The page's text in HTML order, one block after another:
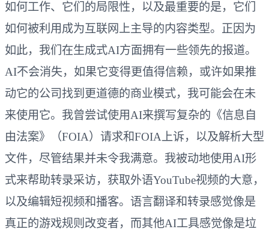
如何工作、它们的局限性，以及最重要的是，它们
如何被利用成为互联网上主导的内容类型。正因为
如此，我们在生成式AI方面拥有一些领先的报道。
AI不会消失，如果它变得更值得信赖，或许如果推
动它的公司找到更道德的商业模式，我可能会在未
来使用它。我曾尝试使用AI来撰写复杂的《信息自
由法案》（FOIA）请求和FOIA上诉，以及解析大型
文件，尽管结果并未令我满意。我被动地使用AI形
式来帮助转录采访，获取外语YouTube视频的大意，
以及编辑短视频和播客。语言翻译和转录感觉像是
真正的游戏规则改变者，而其他AI工具感觉像是垃